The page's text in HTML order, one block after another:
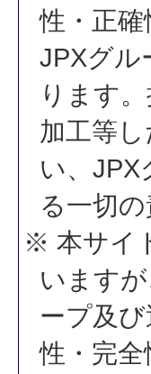
性・正
JPXグル
ります
加工等
い、JPX
る一切
※ 本サイ
います
ープ及
性・完